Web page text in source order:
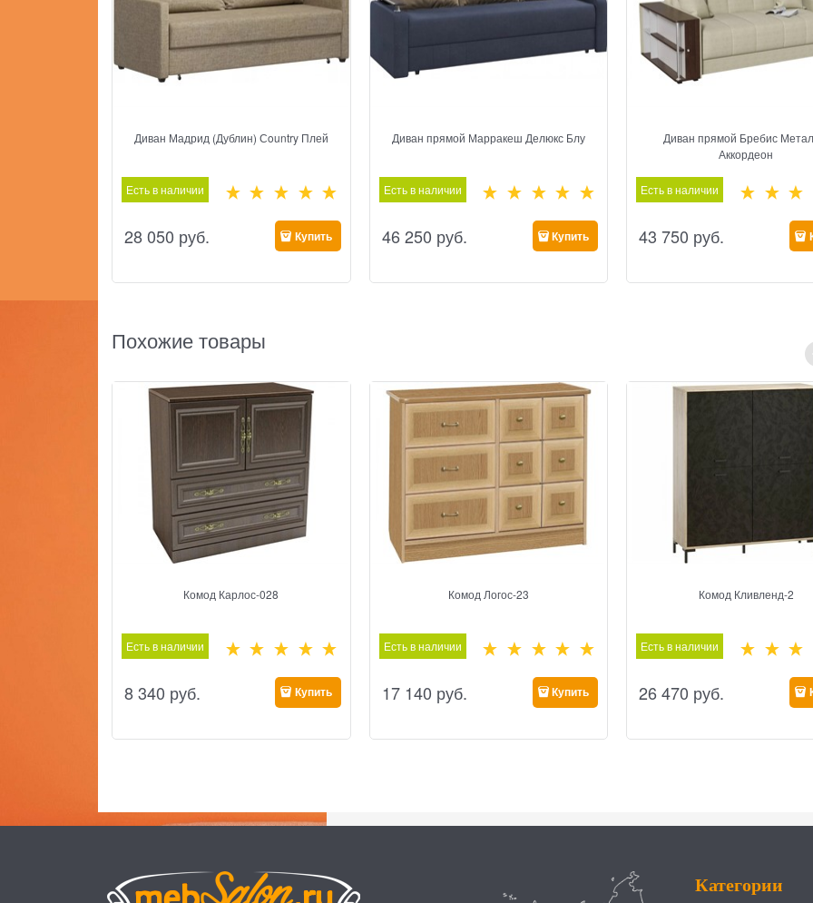
Диван Мадрид (Дублин) Сountry Плей
Есть в наличии
28 050 руб. Купить
Диван прямой Марракеш Делюкс Блу
Есть в наличии
46 250 руб. Купить
Диван прямой Бребис
Аккордеон
Есть в наличии
43 750 руб.
Похожие товары
Комод Карлос-028
Есть в наличии
8 340 руб. Купить
Комод Логос-23
Есть в наличии
17 140 руб. Купить
Комод Кливленд-2
Есть в наличии
26 470 руб.
Категории